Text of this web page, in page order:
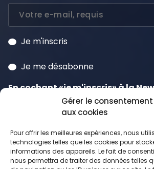
Gérer le consentement
aux cookies
Pour offrir les meilleures expériences, nous
technologies telles que les cookies pour
informations des appareils. Le fait de
nous permettra de traiter des données telles
Je m'inscris
Je me désabonne
En cochant «je m'inscris» à la
consens à lapolitique de
j'accepte que mes données